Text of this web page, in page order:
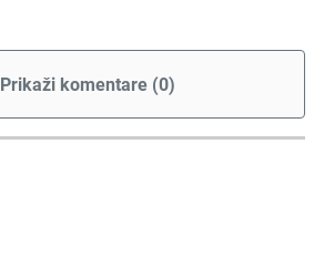
Prikaži komentare (0)